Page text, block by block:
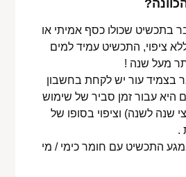
בתכשיט שכולו כסף אמיתי או
ציפוי, התכשיט עמיד למים
מעל שנה !
בצמיד עור יש לקחת בחשבון
היא עבור זמן סביר של שימוש
שנה לשנה) וציפוי בסופו של
.
התכשיט עם חומר כימי / מי